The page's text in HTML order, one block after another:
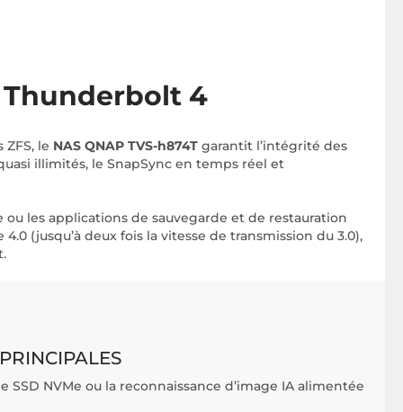
Thunderbolt 4
le NAS QNAP TVS-h874T garantit l’intégrité des
illimités, le SnapSync en temps réel et
ou les applications de sauvegarde et de restauration
(jusqu’à deux fois la vitesse de transmission du 3.0),
SSD NVMe ou la reconnaissance d’image IA alimentée